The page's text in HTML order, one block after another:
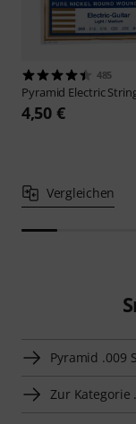
485
Pyramid Electric
4,50 €
Vergleichen
Pyramid .009
Zur Kategorie